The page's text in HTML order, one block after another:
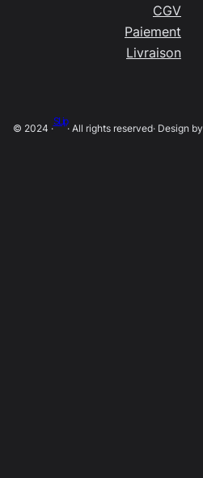
CGV
Paiement
Livraison
© 2024 ·
SLip
· All rights reserved· Design by